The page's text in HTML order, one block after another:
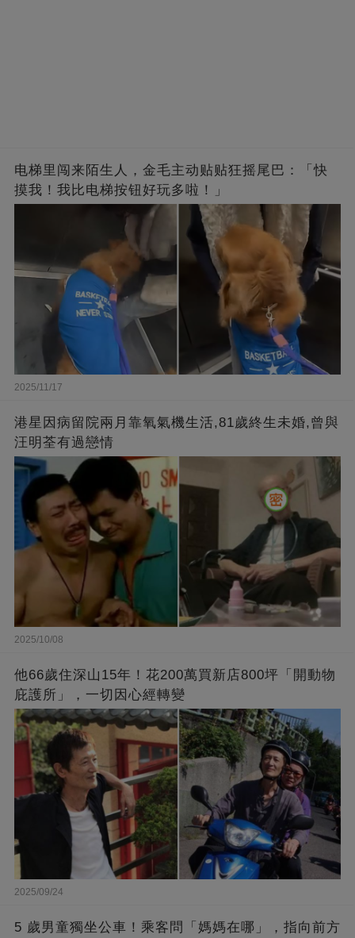
电梯里闯来陌生人，金毛主动贴贴狂摇尾巴：「快
摸我！我比电梯按钮好玩多啦！」
2025/11/17
港星因病留院兩月靠氧氣機生活,81歲終生未婚,曾與
汪明荃有過戀情
2025/10/08
他66歲住深山15年！花200萬買新店800坪「開動物
庇護所」，一切因心經轉變
2025/09/24
5 歲男童獨坐公車！乘客問「媽媽在哪」，指向前方